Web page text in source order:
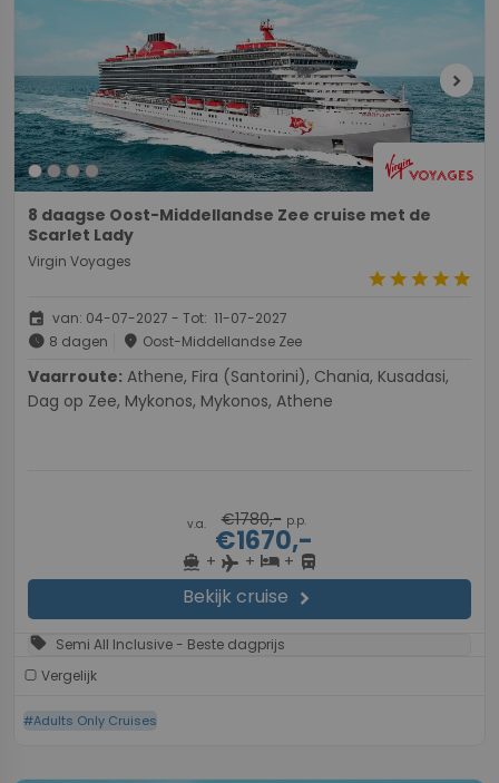
chevron_right
8 daagse Oost-Middellandse Zee cruise met de
Scarlet Lady
Virgin Voyages
starstarstarstarstar
event van: 04-07-2027 - Tot: 11-07-2027
schedule 8 dagen place Oost-Middellandse Zee
Vaarroute:
Dag op Zee, Mykonos, Mykonos, Athene
v.a. €1780,- p.p.
€1670,-
directions_boat + flight + hotel+ directions_bus
Bekijk cruise chevron_right
sell Semi All Inclusive - Beste dagprijs
Vergelijk
#Adults Only Cruises